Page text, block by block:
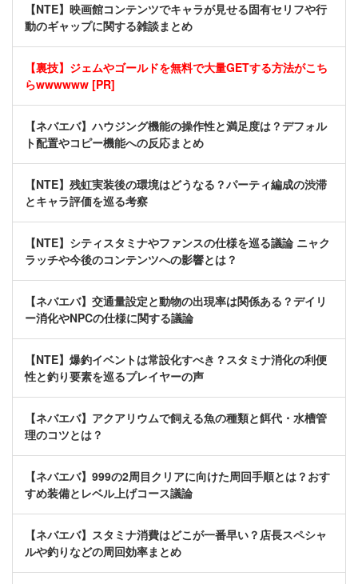
【NTE】映画館コンテンツでキャラが見せる固有セリフや行
動のギャップに関する雑談まとめ
【裏技】ジェムやゴールドを無料で大量GETする方法がこち
らwwwwww [PR]
【ネバエバ】ハウジング機能の操作性と満足度は？デフォル
ト配置やコピー機能への反応まとめ
【NTE】残虹実装後の環境はどうなる？パーティ編成の渋滞
とキャラ評価を巡る考察
【NTE】シティスタミナやファンスの仕様を巡る議論 ニャク
ラッチや今後のコンテンツへの影響とは？
【ネバエバ】交通量設定と動物の出現率は関係ある？デイリ
ー消化やNPCの仕様に関する議論
【NTE】爆釣イベントは常設化すべき？スタミナ消化の利便
性と釣り要素を巡るプレイヤーの声
【ネバエバ】アクアリウムで飼える魚の種類と餌代・水槽管
理のコツとは？
【ネバエバ】999の2周目クリアに向けた周回手順とは？おす
すめ装備とレベル上げコース議論
【ネバエバ】スタミナ消費はどこが一番早い？店長スペシャ
ルや釣りなどの周回効率まとめ